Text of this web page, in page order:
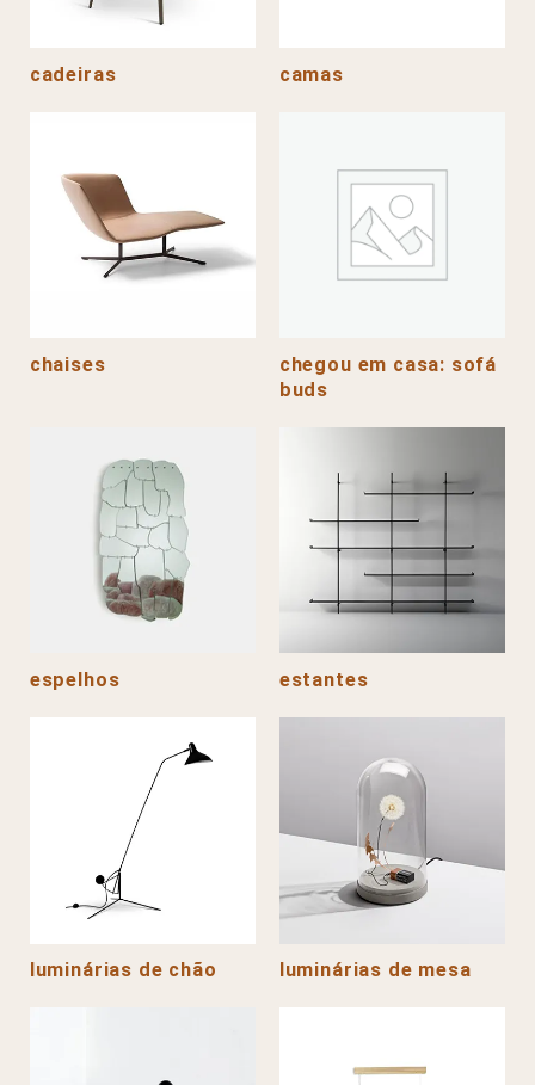
cadeiras camas
chaises
chegou em casa: sofá
buds
espelhos estantes
luminárias de chão luminárias de mesa